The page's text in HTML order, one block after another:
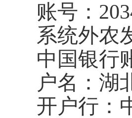
账号：
系统外农
中国银行
户名：湖
开户行：